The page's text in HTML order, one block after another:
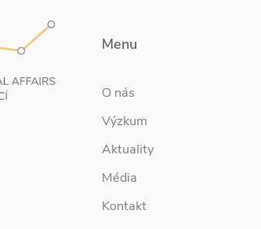
Menu
O nás
Výzkum
Aktuality
Média
Kontakt